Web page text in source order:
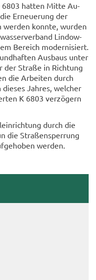
6803 hat­ten Mitte Au­
Er­neue­rung der
konn­te, wur­den
Lindow-​
Be­reich mo­der­ni­siert.
Aus­baus unter
der Stra­ße in Rich­tung
die Ar­bei­ten durch
Jah­res, wel­cher
K 6803 ver­zö­gern
durch die
die Stra­ßen­sper­rung
wer­den.